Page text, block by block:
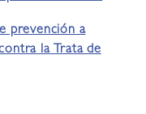
prevención a
la Trata de